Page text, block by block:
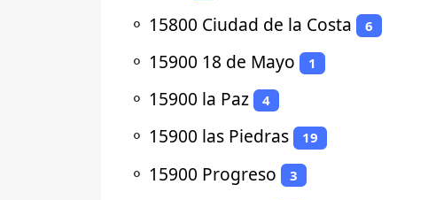
⚬ 15800 Ciudad de la Costa 6
⚬ 15900 18 de Mayo 1
⚬ 15900 la Paz 4
⚬ 15900 las Piedras 19
⚬ 15900 Progreso 3